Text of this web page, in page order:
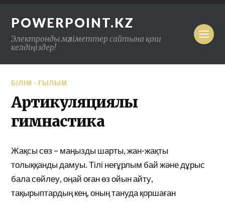
POWERPOINT.KZ
Электронды мәліметтер сайтына қош
келдіңіздер!
БІЛІМ - ҒЫЛЫМ
Артикуляциялық
гимнастика
Жақсы сөз – маңызды шарты, жан-жақты
толыққанды дамуы. Тілі неғұрлым бай және дұрыс
бала сөйлеу, оңай оған өз ойын айту,
тақырыптардың кең, оның тануда қоршаған